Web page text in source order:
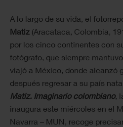
A lo largo de su vida, el
Matiz (Aracataca, Colombia,
por los cinco continentes con
fotógrafo, que siempre
viajó a México, donde alcanzó
después regresar a su país
Matiz. Imaginario colombiano,
inaugura este miércoles en el
Navarra – MUN, recoge